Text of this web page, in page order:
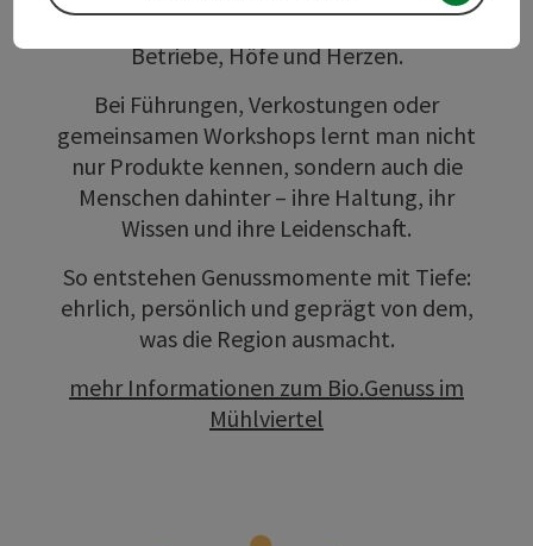
Sorgfalt verarbeitet werden, öffnen sich
Betriebe, Höfe und Herzen.
Bei Führungen, Verkostungen oder
gemeinsamen Workshops lernt man nicht
nur Produkte kennen, sondern auch die
Menschen dahinter – ihre Haltung, ihr
Wissen und ihre Leidenschaft.
So entstehen Genussmomente mit Tiefe:
ehrlich, persönlich und geprägt von dem,
was die Region ausmacht.
mehr Informationen zum Bio.Genuss im
Mühlviertel